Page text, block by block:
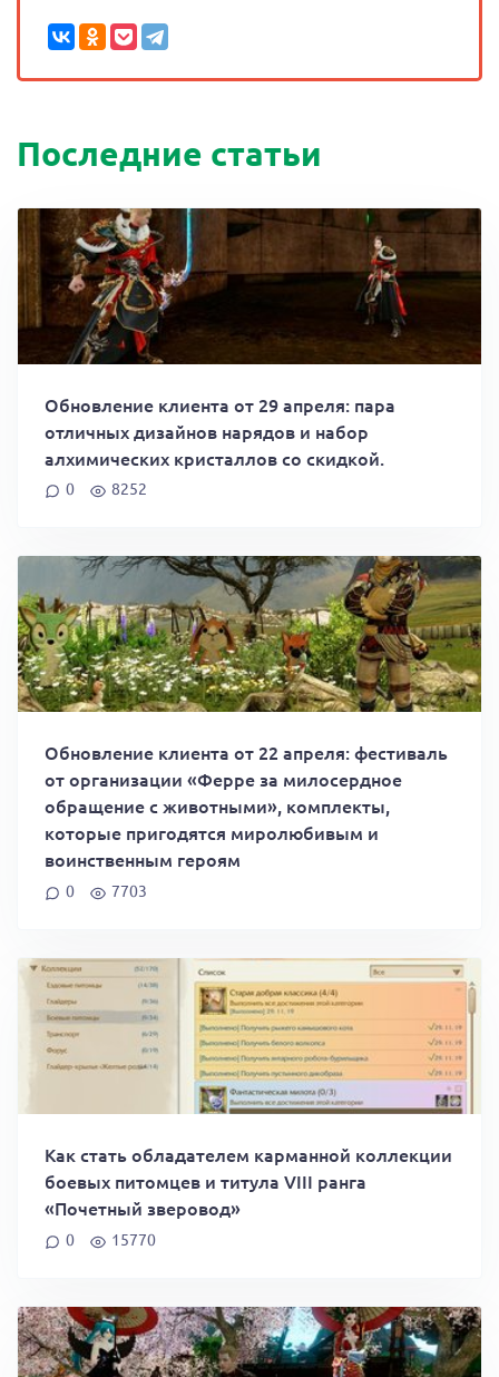
Последние статьи
Обновление клиента от 29 апреля: пара
отличных дизайнов нарядов и набор
алхимических кристаллов со скидкой.
0 8252
Обновление клиента от 22 апреля: фестиваль
от организации «Ферре за милосердное
обращение с животными», комплекты,
которые пригодятся миролюбивым и
воинственным героям
0 7703
Как стать обладателем карманной коллекции
боевых питомцев и титула VIII ранга
«Почетный зверовод»
0 15770